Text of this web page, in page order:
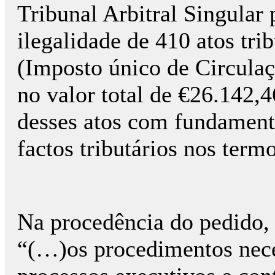
Tribunal Arbitral Singular
ilegalidade de 410 atos
(Imposto único de
no valor total de
desses atos com
factos tributários nos
Na procedência do
“(…)os procedimentos